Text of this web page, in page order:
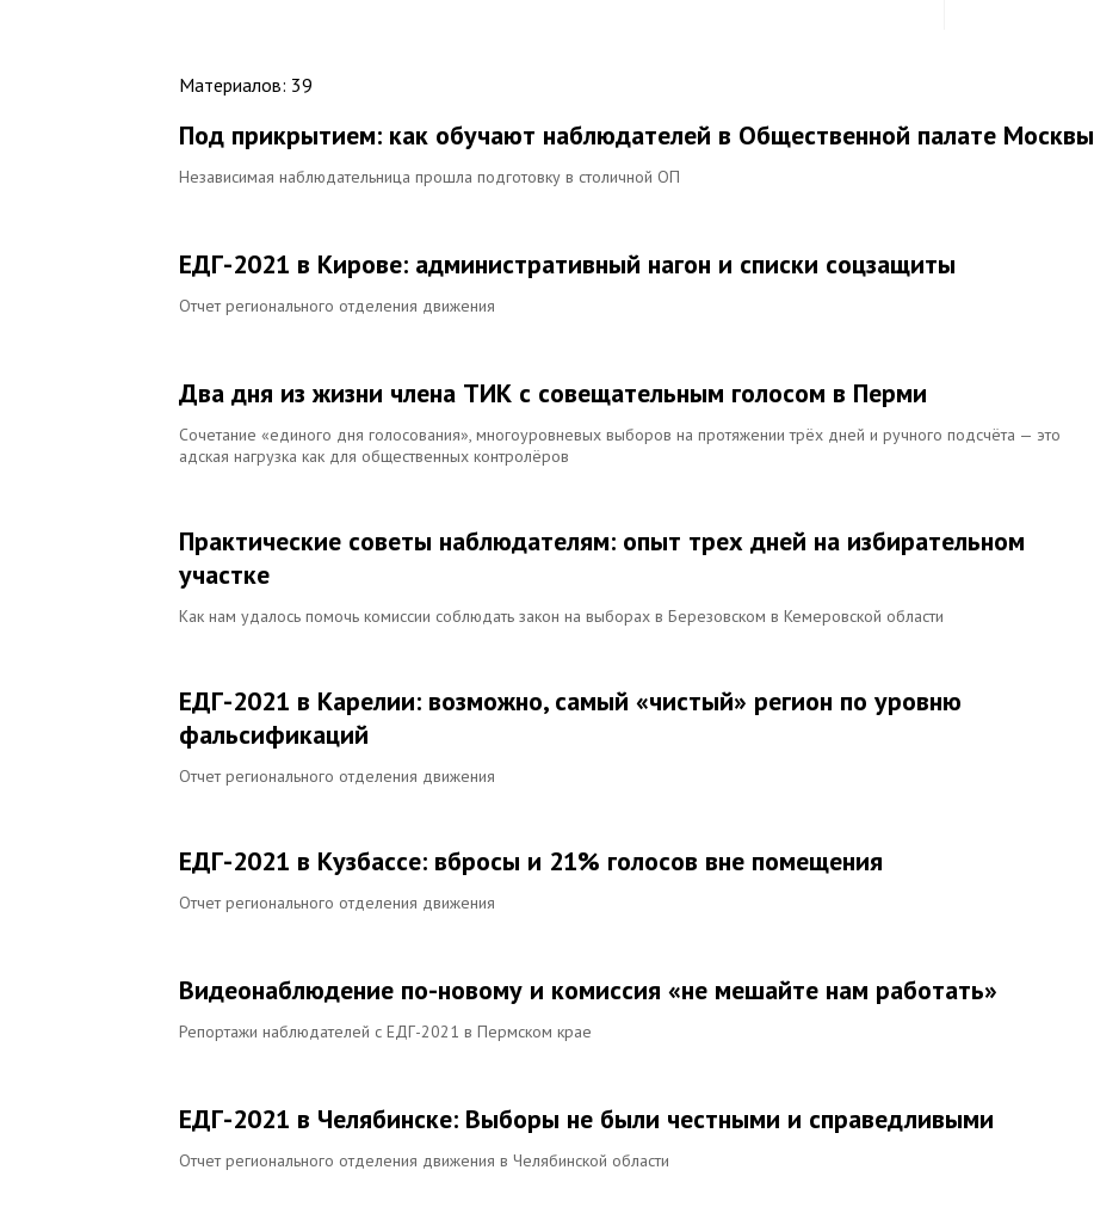
Материалов: 39
Под прикрытием: как обучают наблюдателей в Общественной палате Москвы
Независимая наблюдательница прошла подготовку в столичной ОП
ЕДГ-2021 в Кирове: административный нагон и списки соцзащиты
Отчет регионального отделения движения
Два дня из жизни члена ТИК с совещательным голосом в Перми
Сочетание «единого дня голосования», многоуровневых выборов на протяжении трёх дней и ручного подсчёта — это
адская нагрузка как для общественных контролёров
Практические советы наблюдателям: опыт трех дней на избирательном
участке
Как нам удалось помочь комиссии соблюдать закон на выборах в Березовском в Кемеровской области
ЕДГ-2021 в Карелии: возможно, самый «чистый» регион по уровню
фальсификаций
Отчет регионального отделения движения
ЕДГ-2021 в Кузбассе: вбросы и 21% голосов вне помещения
Отчет регионального отделения движения
Видеонаблюдение по-новому и комиссия «не мешайте нам работать»
Репортажи наблюдателей с ЕДГ-2021 в Пермском крае
ЕДГ-2021 в Челябинске: Выборы не были честными и справедливыми
Отчет регионального отделения движения в Челябинской области